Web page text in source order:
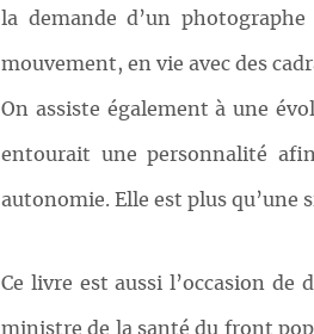
la demande d’un
mouvement, en vie avec des
On assiste également à une
entourait une personnalité
autonomie. Elle est plus
Ce livre est aussi l’occasion de
ministre de la santé du front